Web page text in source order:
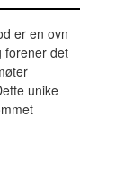
er en ovn
forener det
unike